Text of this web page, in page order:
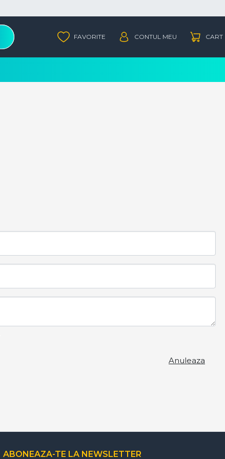
Anuleaza
ABONEAZA-TE LA NEWSLETTER